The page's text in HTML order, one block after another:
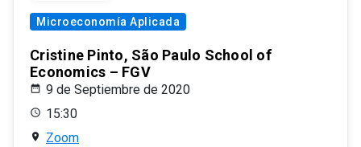
Microeconomía Aplicada
Cristine Pinto, São Paulo School of
Economics – FGV
9 de Septiembre de 2020
15:30
Zoom